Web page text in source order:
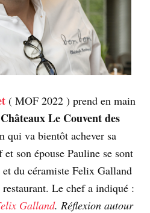
( MOF 2022 ) prend en main
Le Couvent des
qui va bientôt achever sa
son épouse Pauline se sont
du céramiste Felix Galland
Le chef a indiqué :
Galland. Réflexion autour